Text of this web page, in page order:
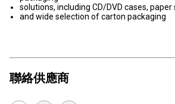
solutions, including CD/DVD cases, paper
and wide selection of carton packaging
聯絡供應商